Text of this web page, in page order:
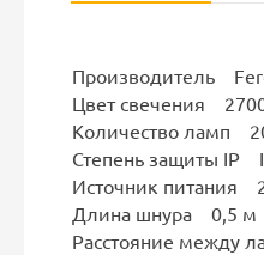
Производитель
Цвет свечения
Количество ламп
Степень защиты IP
Источник питания
Длина шнура 0,5 м
Расстояние между